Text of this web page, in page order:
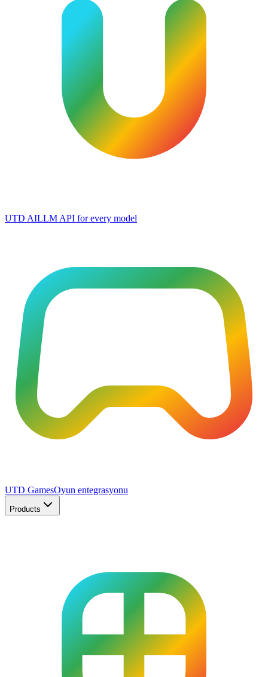
UTD AILLM API for every model
UTD GamesOyun entegrasyonu
Products